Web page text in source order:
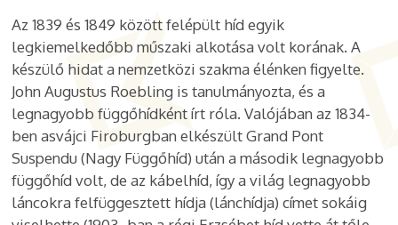
Az 1839 és 1849 között felépült híd egyik
legkiemelkedőbb műszaki alkotása volt korának. A
készülő hidat a nemzetközi szakma élénken figyelte.
John Augustus Roebling is tanulmányozta, és a
legnagyobb függőhídként írt róla. Valójában az 1834-
ben asvájci Firoburgban elkészült Grand Pont
Suspendu (Nagy Függőhíd) után a második legnagyobb
függőhíd volt, de az kábelhíd, így a világ legnagyobb
láncokra felfüggesztett hídja (lánchídja) címet sokáig